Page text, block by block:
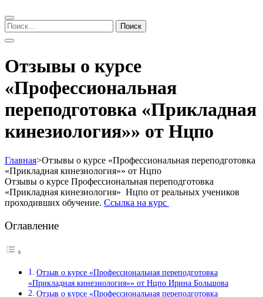
Найти:
Отзывы о курсе
«Профессиональная
переподготовка «Прикладная
кинезиология»» от Нцпо
Главная>Отзывы о курсе «Профессиональная переподготовка
«Прикладная кинезиология»» от Нцпо
Отзывы о курсе Профессиональная переподготовка
«Прикладная кинезиология» Нцпо от реальных учеников
проходивших обучение. Ссылка на курс
Оглавление
Отзыв о курсе «Профессиональная переподготовка
«Прикладная кинезиология»» от Нцпо Ирина Большова
Отзыв о курсе «Профессиональная переподготовка